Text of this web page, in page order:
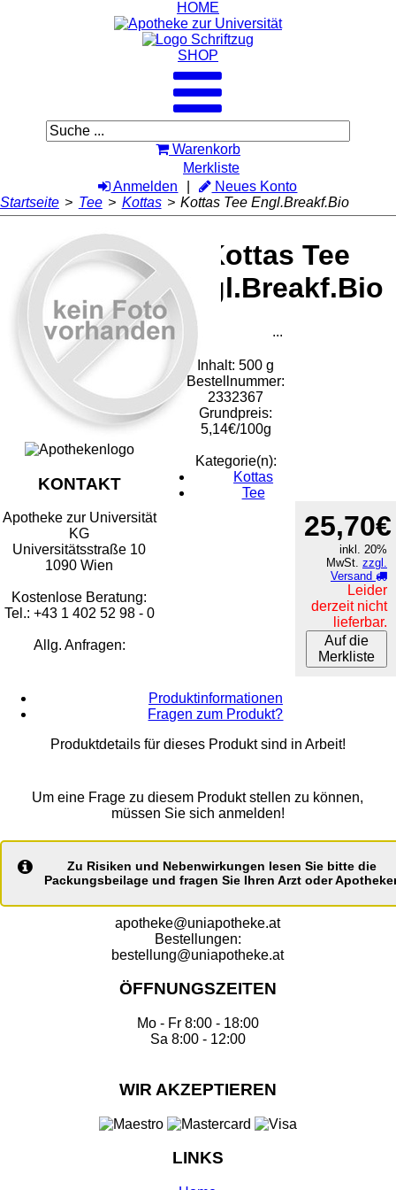
HOME
SHOP
Warenkorb
Merkliste
Anmelden
Neues Konto
Startseite > Tee > Kottas > Kottas Tee Engl.Breakf.Bio
Kottas Tee
Engl.Breakf.Bio
...
Inhalt: 500 g
Bestellnummer:
2332367
Grundpreis:
5,14€/100g
Kategorie(n):
Kottas
Tee
25,70€
inkl. 20%
MwSt. zzgl.
Versand
Leider
derzeit nicht
lieferbar.
Auf die
Merkliste
Produktinformationen
Fragen zum Produkt?
Produktdetails für dieses Produkt sind in Arbeit!
Um eine Frage zu diesem Produkt stellen zu können,
müssen Sie sich anmelden!
Zu Risiken und Nebenwirkungen lesen Sie bitte die
Packungsbeilage und fragen Sie Ihren Arzt oder
KONTAKT
Apotheke zur Universität
KG
Universitätsstraße 10
1090 Wien
Kostenlose Beratung:
Tel.: +43 1 402 52 98 - 0
Allg. Anfragen:
apotheke@uniapotheke.at
Bestellungen:
bestellung@uniapotheke.at
ÖFFNUNGSZEITEN
Mo - Fr 8:00 - 18:00
Sa 8:00 - 12:00
WIR AKZEPTIEREN
LINKS